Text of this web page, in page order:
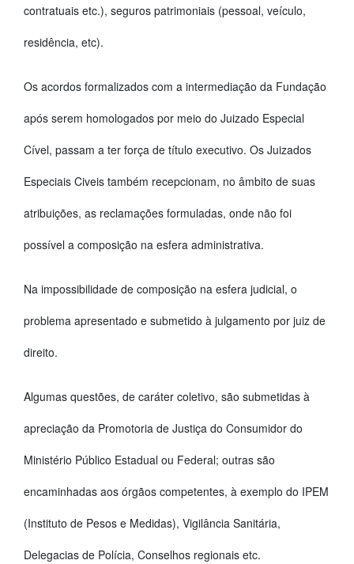
contratuais etc.), seguros patrimoniais (pessoal, veículo,
residência, etc).
Os acordos formalizados com a intermediação da Fundação
após serem homologados por meio do Juizado Especial
Cível, passam a ter força de título executivo. Os Juizados
Especiais Civeis também recepcionam, no âmbito de suas
atribuições, as reclamações formuladas, onde não foi
possível a composição na esfera administrativa.
Na impossibilidade de composição na esfera judicial, o
problema apresentado e submetido à julgamento por juiz de
direito.
Algumas questões, de caráter coletivo, são submetidas à
apreciação da Promotoria de Justiça do Consumidor do
Ministério Público Estadual ou Federal; outras são
encaminhadas aos órgãos competentes, à exemplo do IPEM
(Instituto de Pesos e Medidas), Vigilância Sanitária,
Delegacias de Polícia, Conselhos regionais etc.